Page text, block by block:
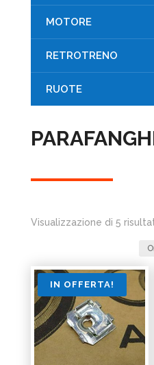
MOTORE
RETROTRENO
RUOTE
Visualizzazione di 5
IN OFFERTA!